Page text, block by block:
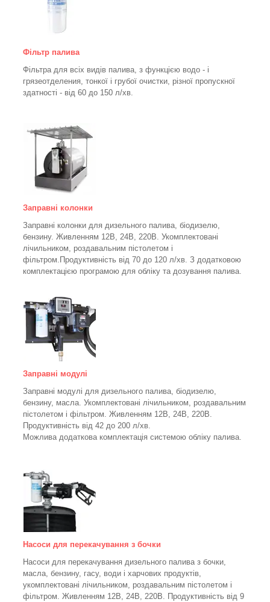
Фільтр палива
Фільтра для всіх видів палива, з функцією водо - і
грязеотделения, тонкої і грубої очистки, різної пропускної
здатності - від 60 до 150 л/хв
Заправні колонки
Заправні колонки для дизельного палива, біодизелю,
бензину. Живленням 12В, 24В, 220В. Укомплектовані
лічильником, роздавальним пістолетом і
фільтром. Продуктивність від 70 до 120 л/хв. З додатковою
комплектацією програмою для обліку та дозування палива.
Заправні модулі
Заправні модулі для дизельного палива, біодизелю,
бензину, масла. Укомплектовані лічильником, роздавальним
пістолетом і фільтром. Живленням 12В, 24В, 220В.
Продуктивність від 42 до 200 л/хв.
Можлива додаткова комплектація системою обліку палива.
Насоси для перекачування з бочки
Насоси для перекачування дизельного палива з бочки,
масла, бензину, гасу, води і харчових продуктів,
укомплектовані лічильником, роздавальним пістолетом і
фільтром. Живленням 12В, 24В, 220В. Продуктивність від 9